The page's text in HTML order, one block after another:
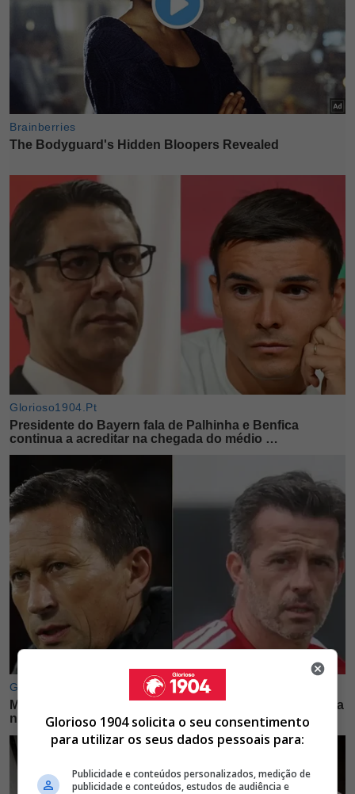
Glorioso 1904 solicita o seu consentimento
para utilizar os seus dados pessoais para:
Publicidade e conteúdos personalizados, medição de
publicidade e conteúdos, estudos de audiência e